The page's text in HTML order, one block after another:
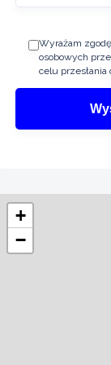
Wyrażam
osobowych
celu przesłania
+
−